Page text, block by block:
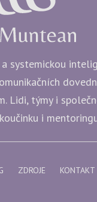
systemickou
Lidi, týmy i
i
ZDROJE KONTAKT